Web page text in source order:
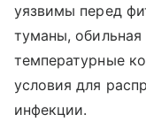
уязвимы перед
туманы,
температурные
условия для
инфекции.